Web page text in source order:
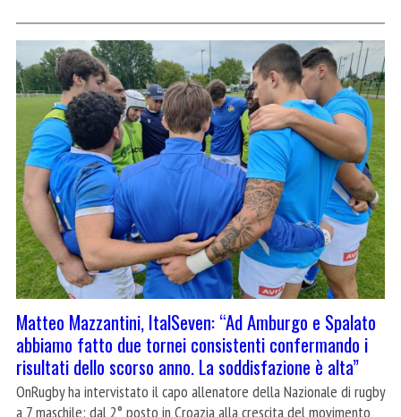
Matteo Mazzantini, ItalSeven: “Ad Amburgo e Spalato
abbiamo fatto due tornei consistenti confermando i
risultati dello scorso anno. La soddisfazione è alta”
OnRugby ha intervistato il capo allenatore della Nazionale di rugby
a 7 maschile: dal 2° posto in Croazia alla crescita del movimento